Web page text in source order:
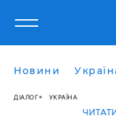
Новини
ДІАЛОГ УКРАЇНА